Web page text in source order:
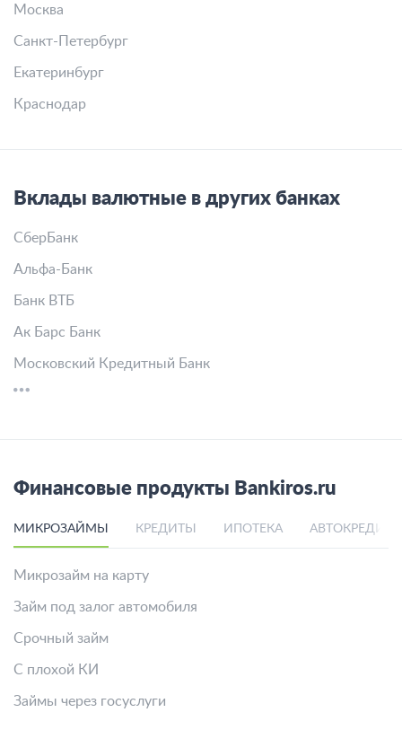
Москва
Санкт-Петербург
Екатеринбург
Краснодар
Вклады валютные в других банках
СберБанк
Альфа-Банк
Банк ВТБ
Ак Барс Банк
Московский Кредитный Банк
Финансовые продукты Bankiros.ru
МИКРОЗАЙМЫ КРЕДИТЫ ИПОТЕКА
Микрозайм на карту
Займ под залог автомобиля
Срочный займ
С плохой КИ
Займы через госуслуги